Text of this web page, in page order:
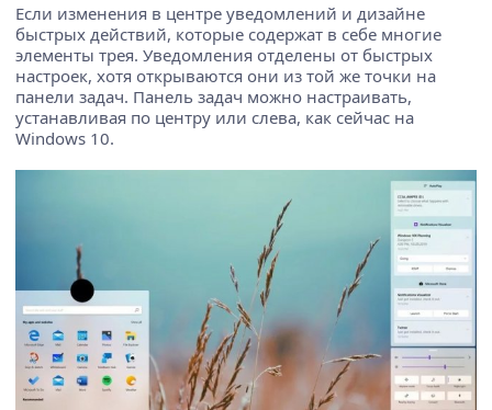
Если изменения в центре уведомлений и дизайне
быстрых действий, которые содержат в себе многие
элементы трея. Уведомления отделены от быстрых
настроек, хотя открываются они из той же точки на
панели задач. Панель задач можно настраивать,
устанавливая по центру или слева, как сейчас на
Windows 10.